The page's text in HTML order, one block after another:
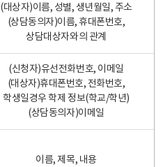
(대상자)이름, 성별, 생년월일, 주소
(상담동의자)이름, 휴대폰번호,
상담대상자와의 관계
(신청자)유선전화번호, 이메일
(대상자)휴대폰번호, 전화번호,
학생일경우 학제 정보(학교/학년)
(상담동의자)이메일
이름, 제목, 내용